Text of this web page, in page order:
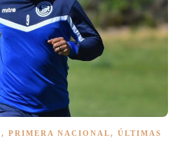
, PRIMERA NACIONAL, ÚLTIMAS